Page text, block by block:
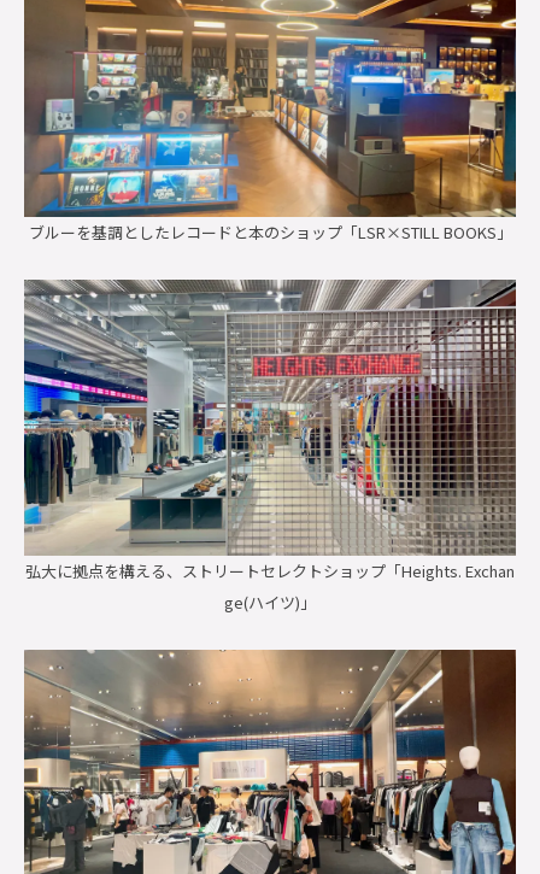
ブルーを基調としたレコードと本のショップ「LSR×STILL BOOKS」
弘大に拠点を構える、ストリートセレクトショップ「Heights. Exchan
ge(ハイツ)」